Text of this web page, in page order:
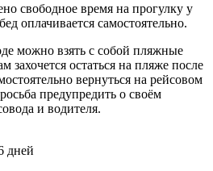
свободное время на прогулку у
оплачивается самостоятельно.
можно взять с собой пляжные
остаться на пляже после
вернуться на рейсовом
предупредить о своём
и водителя.